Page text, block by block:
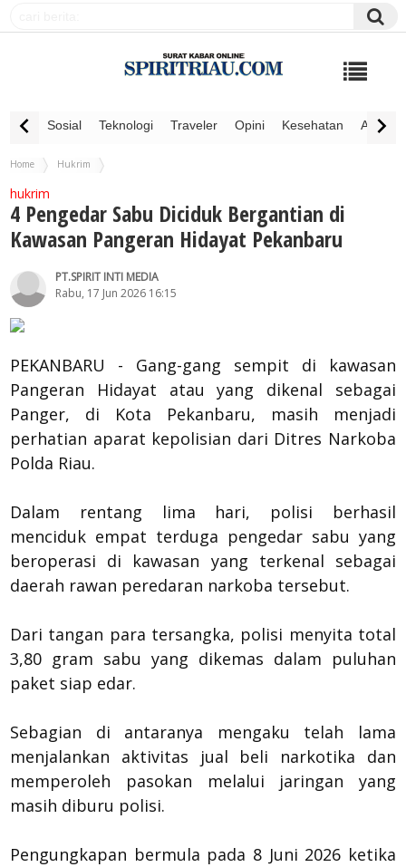
Sosial Teknologi Traveler Opini Kesehatan
Home
Hukrim
hukrim
4 Pengedar Sabu Diciduk Bergantian di
Kawasan Pangeran Hidayat Pekanbaru
PT.SPIRIT INTI MEDIA
Rabu, 17 Jun 2026 16:15
PEKANBARU - Gang-gang sempit di kawasan
Pangeran Hidayat atau yang dikenal sebagai
Panger, di Kota Pekanbaru, masih menjadi
perhatian aparat kepolisian dari Ditres Narkoba
Polda Riau.
Dalam rentang lima hari, polisi berhasil
menciduk empat terduga pengedar sabu yang
beroperasi di kawasan yang terkenal sebagai
daerah rawan peredaran narkoba tersebut.
Dari tangan para tersangka, polisi menyita total
3,80 gram sabu yang dikemas dalam puluhan
paket siap edar.
Sebagian di antaranya mengaku telah lama
menjalankan aktivitas jual beli narkotika dan
memperoleh pasokan melalui jaringan yang
masih diburu polisi.
Pengungkapan bermula pada 8 Juni 2026 ketika